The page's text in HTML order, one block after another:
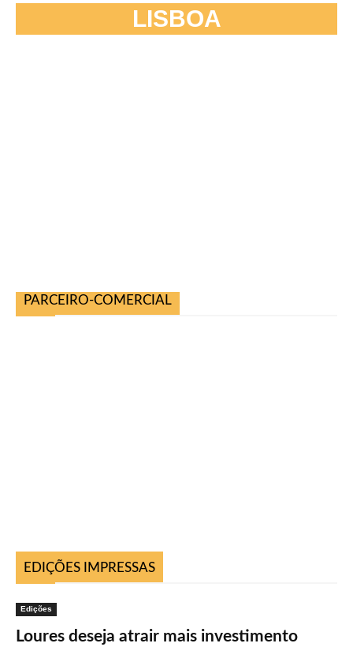
LISBOA
PARCEIRO-COMERCIAL
EDIÇÕES IMPRESSAS
Edições
Loures deseja atrair mais investimento